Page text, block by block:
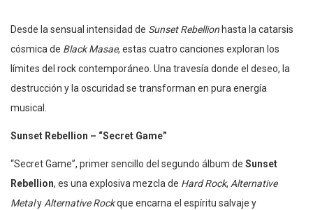
Desde la sensual intensidad de Sunset Rebellion hasta la catarsis
cósmica de Black Masae, estas cuatro canciones exploran los
límites del rock contemporáneo. Una travesía donde el deseo, la
destrucción y la oscuridad se transforman en pura energía
musical.
Sunset Rebellion – “Secret Game”
“Secret Game”, primer sencillo del segundo álbum de Sunset
Rebellion, es una explosiva mezcla de Hard Rock, Alternative
Metaly Alternative Rockque encarna el espíritu salvaje y